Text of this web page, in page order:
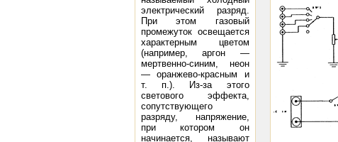
электрический разряд.
При этом газовый
промежуток освещается
характерным цветом
(например, аргон —
мертвенно-синим, неон
— оранжево-красным и
т. п.). Из-за этого
светового эффекта,
сопутствующего
разряду, напряжение,
при котором он
начинается, называют